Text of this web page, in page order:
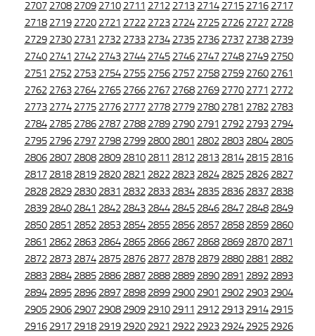
2707 2708 2709 2710 2711 2712 2713 2714 2715 2716 2717
2718 2719 2720 2721 2722 2723 2724 2725 2726 2727 2728
2729 2730 2731 2732 2733 2734 2735 2736 2737 2738 2739
2740 2741 2742 2743 2744 2745 2746 2747 2748 2749 2750
2751 2752 2753 2754 2755 2756 2757 2758 2759 2760 2761
2762 2763 2764 2765 2766 2767 2768 2769 2770 2771 2772
2773 2774 2775 2776 2777 2778 2779 2780 2781 2782 2783
2784 2785 2786 2787 2788 2789 2790 2791 2792 2793 2794
2795 2796 2797 2798 2799 2800 2801 2802 2803 2804 2805
2806 2807 2808 2809 2810 2811 2812 2813 2814 2815 2816
2817 2818 2819 2820 2821 2822 2823 2824 2825 2826 2827
2828 2829 2830 2831 2832 2833 2834 2835 2836 2837 2838
2839 2840 2841 2842 2843 2844 2845 2846 2847 2848 2849
2850 2851 2852 2853 2854 2855 2856 2857 2858 2859 2860
2861 2862 2863 2864 2865 2866 2867 2868 2869 2870 2871
2872 2873 2874 2875 2876 2877 2878 2879 2880 2881 2882
2883 2884 2885 2886 2887 2888 2889 2890 2891 2892 2893
2894 2895 2896 2897 2898 2899 2900 2901 2902 2903 2904
2905 2906 2907 2908 2909 2910 2911 2912 2913 2914 2915
2916 2917 2918 2919 2920 2921 2922 2923 2924 2925 2926